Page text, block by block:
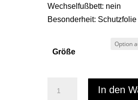
Wechselfußbett: nein
Besonderheit:
Größe
In den